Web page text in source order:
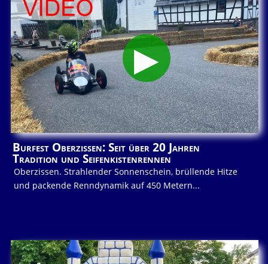
Burfest Oberzissen: Seit über 20 Jahren
Tradition und Seifenkistenrennen
Oberzissen. Strahlender Sonnenschein, brüllende Hitze
und packende Renndynamik auf 450 Metern...